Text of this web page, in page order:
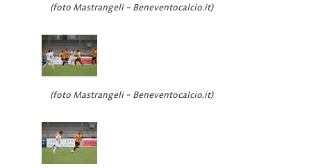
(foto Mastrangeli – Beneventocalcio.it)
(foto Mastrangeli – Beneventocalcio.it)